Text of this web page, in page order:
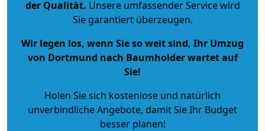
der Qualität. Unsere umfassender Service wird
Sie garantiert überzeugen.
Wir legen los, wenn Sie so weit sind, Ihr Umzug
von Dortmund nach Baumholder wartet auf
Sie!
Holen Sie sich kostenlose und natürlich
unverbindliche Angebote, damit Sie Ihr Budget
besser planen!